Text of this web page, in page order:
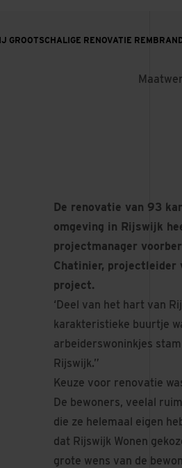
GROOTSCHALIGE RENOVATIE
De renovatie van 93
omgeving in Rijswijk
projectmanager
Chatinier, projectleider
project.
‘Deel van het hart van
karakteristieke buurtje
arbeiderswoninkjes
Rijswijk.”
Keuze voor renovatie
De bewoners, veelal
die ze helemaal eigen
dat Rijswijk Wonen
grote wens van de